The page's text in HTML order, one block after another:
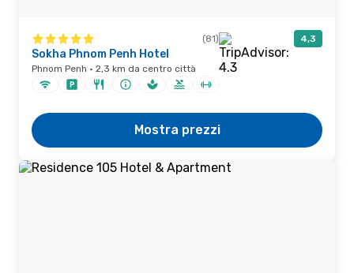
(81) 4,3
Sokha Phnom Penh Hotel
Phnom Penh · 2,3 km da centro città
Mostra prezzi